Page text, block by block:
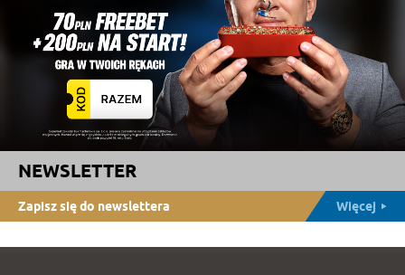
NEWSLETTER
Zapisz się do newslettera Więcej